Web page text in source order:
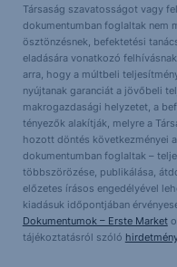
Társaság szavatosságot vagy
dokumentumban foglaltak nem
ösztönzésnek, befektetési
eladására vonatkozó
arra, hogy a múltbeli
nyújtanak garanciát a jövőbeli
makrogazdasági helyzetet, a
tényezők alakítják, melyre a
hozott döntés következményei
dokumentumban foglaltak –
többszörözése, publikálása,
előzetes írásos engedélyével
kiadásuk időpontjában
Dokumentumok – Erste Market
tájékoztatásról szóló